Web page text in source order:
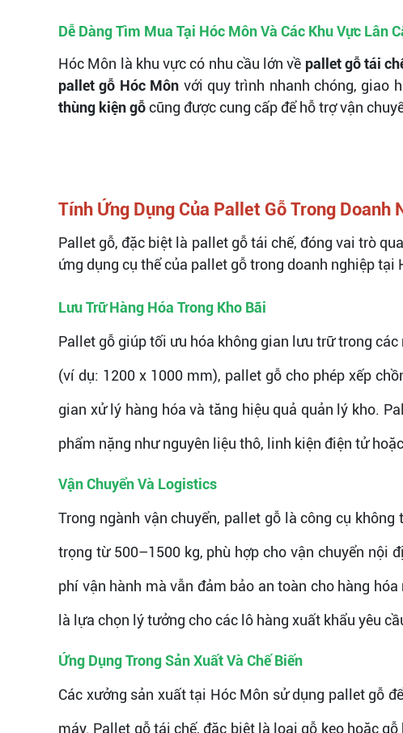
Dễ Dàng Tìm Mua Tại Hóc Môn Và Các Khu Vực Lân
Hóc Môn là khu vực có nhu cầu lớn về pallet gỗ tái
pallet gỗ Hóc Môn với quy trình nhanh chóng, giao
thùng kiện gỗcũng được cung cấp để hỗ trợ vận
Tính Ứng Dụng Của Pallet Gỗ Trong Doanh
Pallet gỗ, đặc biệt là pallet gỗ tái chế, đóng vai trò
ứng dụng cụ thể của pallet gỗ trong doanh nghiệp tại
Lưu Trữ Hàng Hóa Trong Kho Bãi
Pallet gỗ giúp tối ưu hóa không gian lưu trữ trong
(ví dụ: 1200 x 1000 mm), pallet gỗ cho phép xếp
gian xử lý hàng hóa và tăng hiệu quả quản lý kho.
phẩm nặng như nguyên liệu thô, linh kiện điện tử
Vận Chuyển Và Logistics
Trong ngành vận chuyển, pallet gỗ là công cụ
trọng từ 500–1500 kg, phù hợp cho vận chuyển nội
phí vận hành mà vẫn đảm bảo an toàn cho hàng
là lựa chọn lý tưởng cho các lô hàng xuất khẩu yêu
Ứng Dụng Trong Sản Xuất Và Chế Biến
Các xưởng sản xuất tại Hóc Môn sử dụng pallet gỗ
máy. Pallet gỗ tái chế, đặc biệt là loại gỗ keo hoặc